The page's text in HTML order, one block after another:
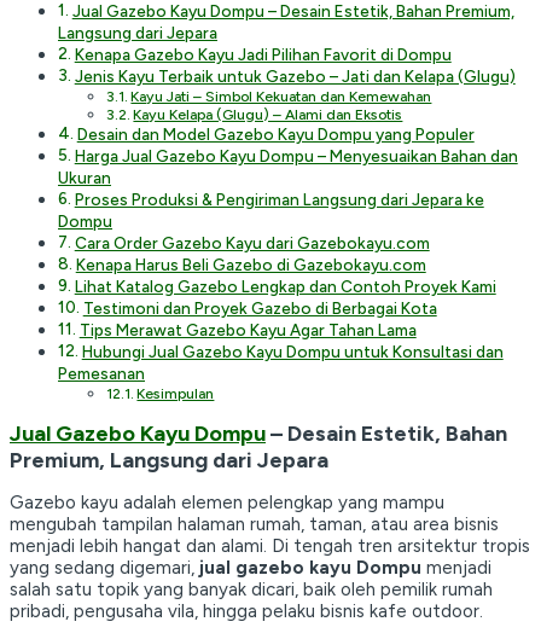
Jual Gazebo Kayu Dompu – Desain Estetik, Bahan Premium,
Langsung dari Jepara
Kenapa Gazebo Kayu Jadi Pilihan Favorit di Dompu
Jenis Kayu Terbaik untuk Gazebo – Jati dan Kelapa (Glugu)
Kayu Jati – Simbol Kekuatan dan Kemewahan
Kayu Kelapa (Glugu) – Alami dan Eksotis
Desain dan Model Gazebo Kayu Dompu yang Populer
Harga Jual Gazebo Kayu Dompu – Menyesuaikan Bahan dan
Ukuran
Proses Produksi & Pengiriman Langsung dari Jepara ke
Dompu
Cara Order Gazebo Kayu dari Gazebokayu.com
Kenapa Harus Beli Gazebo di Gazebokayu.com
Lihat Katalog Gazebo Lengkap dan Contoh Proyek Kami
Testimoni dan Proyek Gazebo di Berbagai Kota
Tips Merawat Gazebo Kayu Agar Tahan Lama
Hubungi Jual Gazebo Kayu Dompu untuk Konsultasi dan
Pemesanan
Kesimpulan
Jual Gazebo Kayu Dompu– Desain Estetik, Bahan
Premium, Langsung dari Jepara
Gazebo kayu adalah elemen pelengkap yang mampu
mengubah tampilan halaman rumah, taman, atau area bisnis
menjadi lebih hangat dan alami. Di tengah tren arsitektur tropis
yang sedang digemari, jual gazebo kayu Dompu menjadi
salah satu topik yang banyak dicari, baik oleh pemilik rumah
pribadi, pengusaha vila, hingga pelaku bisnis kafe outdoor.